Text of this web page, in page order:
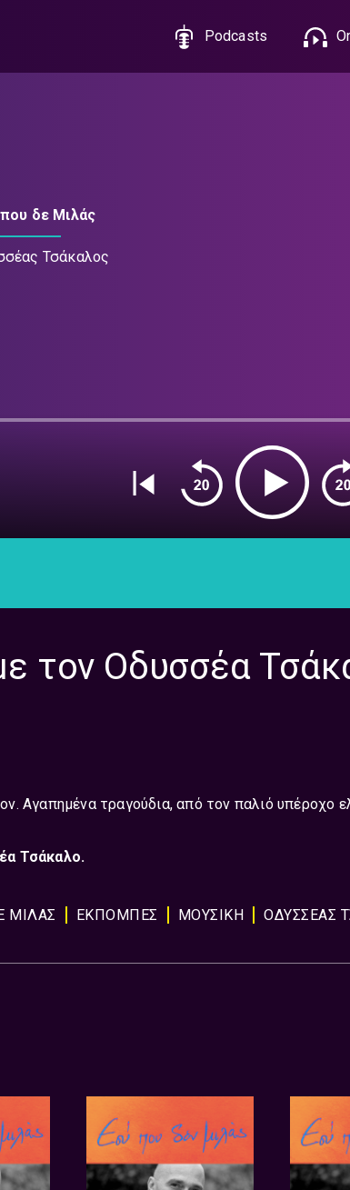
Podcasts
δε Μιλάς
Τσάκαλος
τον Οδυσσέα
Αγαπημένα τραγούδια, από τον παλιό υπέροχο
Τσάκαλο.
ΜΙΛΑΣ ΕΚΠΟΜΠΈΣ ΜΟΥΣΙΚΉ ΟΔΥΣΣΕΑΣ